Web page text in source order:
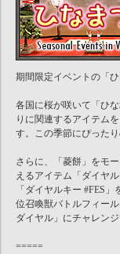
期間限定イベントの「
各国に桜が咲いて「ひ
りに関連するアイテム
す。この季節にぴった
さらに、「菱餅」をモ
えるアイテム「ダイヤ
「ダイヤルキー #FES
位召喚獣バトルフィー
ダイヤル」にチャレンジ
=====